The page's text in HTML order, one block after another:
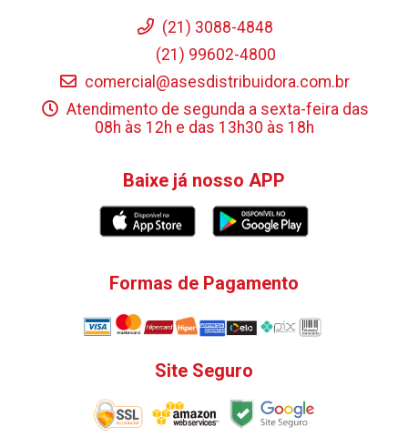
(21) 3088-4848
(21) 99602-4800
comercial@asesdistribuidora.com.br
Atendimento de segunda a sexta-feira das
08h às 12h e das 13h30 às 18h
Baixe já nosso APP
Formas de Pagamento
Site Seguro